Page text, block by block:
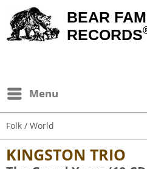
BEAR
RECORDS
Menu
Folk / World
KINGSTON TRIO